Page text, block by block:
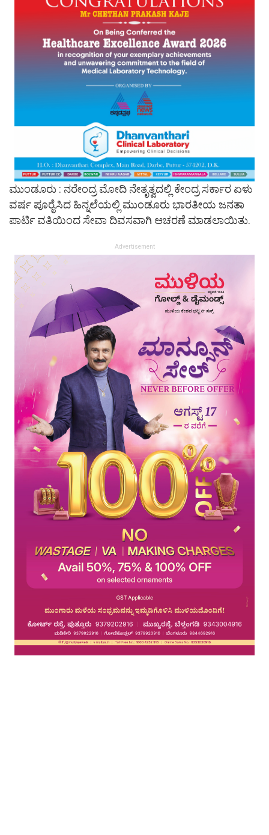
ಮುಂಡೂರು : ನರೇಂದ್ರ ಮೋದಿ ನೇತೃತ್ವದಲ್ಲಿ ಕೇಂದ್ರ ಸರ್ಕಾರ ಏಳು
ವರ್ಷ ಪೂರೈಸಿದ ಹಿನ್ನಲೆಯಲ್ಲಿ ಮುಂಡೂರು ಭಾರತೀಯ ಜನತಾ
ಪಾರ್ಟಿ ವತಿಯಿಂದ ಸೇವಾ ದಿವಸವಾಗಿ ಆಚರಣೆ ಮಾಡಲಾಯಿತು.
Advertisement